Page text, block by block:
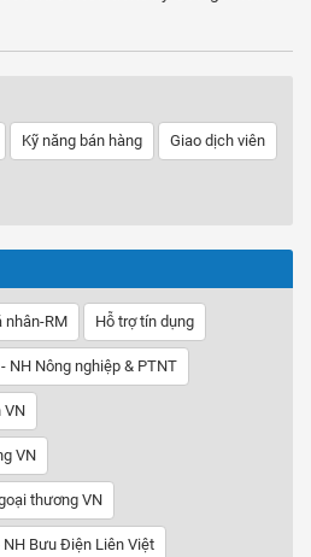
Kỹ năng bán hàng Giao dịch viên
nhân-RM Hỗ trợ tín dụng
NH Nông nghiệp & PTNT
VN
VN
thương VN
Bưu Điện Liên Việt